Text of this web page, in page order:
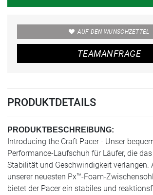
AUF DEN WUNSCHZETTEL
TEAMANFRAGE
PRODUKTDETAILS
PRODUKTBESCHREIBUNG:
Introducing the Craft Pacer - Unser
Performance-Laufschuh für Läufer, die
Stabilität und Geschwindigkeit verlangen.
unserer neuesten Px™-Foam-
bietet der Pacer ein stabiles und